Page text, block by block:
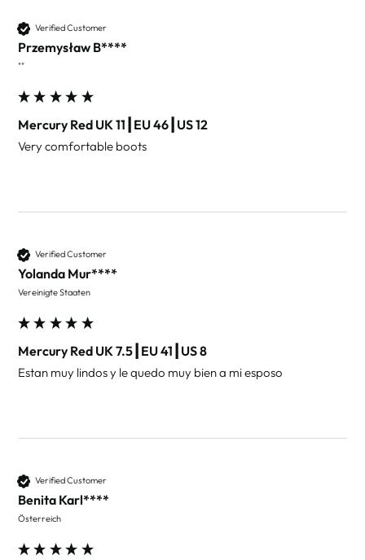
Verified Customer
Przemysław B****
""
Mercury Red UK 11┃EU 46┃US 12
Very comfortable boots
Verified Customer
Yolanda Mur****
Vereinigte Staaten
Mercury Red UK 7.5┃EU 41┃US 8
Estan muy lindos y le quedo muy bien a mi esposo
Verified Customer
Benita Karl****
Österreich